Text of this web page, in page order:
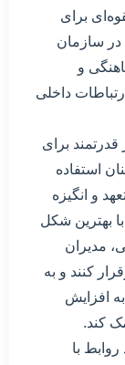
برای
در سازمان
و
داخلی
قدرتمند برای
استفاده
و انگیزه
بهترین شکل
مدیران
کنند و به
افزایش
کند.
روابط با